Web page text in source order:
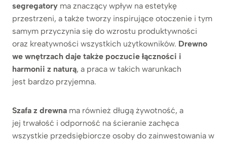
segregatory ma znaczący wpływ na estetykę
przestrzeni, a także tworzy inspirujące otoczenie i tym
samym przyczynia się do wzrostu produktywności
oraz kreatywności wszystkich użytkowników. Drewno
we wnętrzach daje także poczucie łączności i
harmonii z naturą, a praca w takich warunkach
jest bardzo przyjemna.
Szafa z drewna ma również długą żywotność, a
jej trwałość i odporność na ścieranie zachęca
wszystkie przedsiębiorcze osoby do zainwestowania w